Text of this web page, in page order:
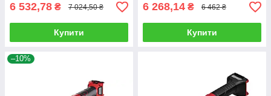
6 532,78 ₴ 7 024,50 ₴
Купити
6 268,14 ₴ 6 462 ₴
Купити
–10%